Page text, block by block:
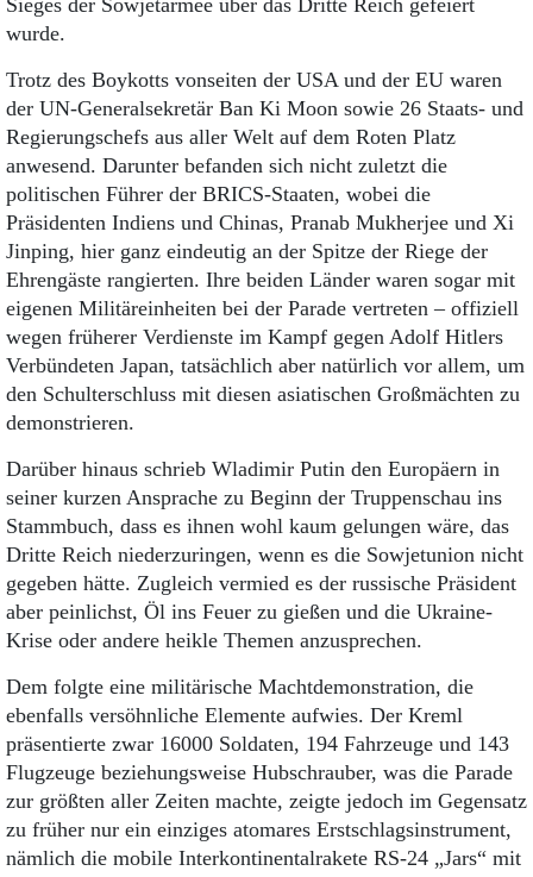
Sieges der Sowjetarmee über das Dritte Reich gefeiert
wurde.
Trotz des Boykotts vonseiten der USA und der EU waren
der UN-Generalsekretär Ban Ki Moon sowie 26 Staats- und
Regierungschefs aus aller Welt auf dem Roten Platz
anwesend. Darunter befanden sich nicht zuletzt die
politischen Führer der BRICS-Staaten, wobei die
Präsidenten Indiens und Chinas, Pranab Mukherjee und Xi
Jinping, hier ganz eindeutig an der Spitze der Riege der
Ehrengäste rangierten. Ihre beiden Länder waren sogar mit
eigenen Militäreinheiten bei der Parade vertreten – offiziell
wegen früherer Verdienste im Kampf gegen Adolf Hitlers
Verbündeten Japan, tatsächlich aber natürlich vor allem, um
den Schulterschluss mit diesen asiatischen Großmächten zu
demonstrieren.
Darüber hinaus schrieb Wladimir Putin den Europäern in
seiner kurzen Ansprache zu Beginn der Truppenschau ins
Stammbuch, dass es ihnen wohl kaum gelungen wäre, das
Dritte Reich niederzuringen, wenn es die Sowjetunion nicht
gegeben hätte. Zugleich vermied es der russische Präsident
aber peinlichst, Öl ins Feuer zu gießen und die Ukraine-
Krise oder andere heik­le Themen anzusprechen.
Dem folgte eine militärische Machtdemonstration, die
ebenfalls versöhnliche Elemente aufwies. Der Kreml
präsentierte zwar 16000 Soldaten, 194 Fahrzeuge und 143
Flugzeuge beziehungsweise Hubschrauber, was die Parade
zur größten aller Zeiten machte, zeigte jedoch im Gegensatz
zu früher nur ein einziges atomares Erstschlagsinstrument,
nämlich die mobile Interkontinentalrakete RS-24 „Jars“ mit